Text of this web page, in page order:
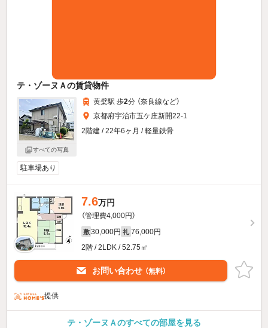
テ・ゾーヌＡの賃貸物件
すべての写真
黄檗駅 歩2分 （奈良線など）
京都府宇治市五ケ庄新開22-1
2階建 / 22年6ヶ月 / 軽量鉄骨
駐車場あり
7.6万円
（管理費4,000円）
敷 30,000円 礼 76,000円
2階 / 2LDK / 52.75㎡
お問い合わせ （無料）
提供
テ・ゾーヌＡのすべての部屋を見る